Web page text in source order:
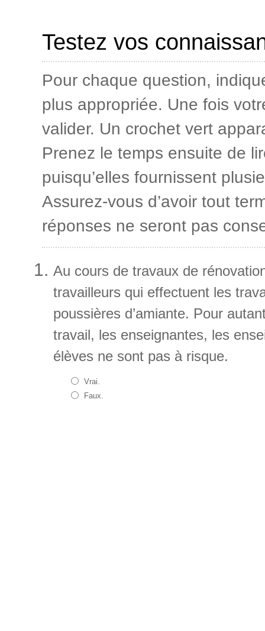
Testez vos
Pour chaque question,
plus appropriée. Une fois
valider. Un crochet vert
Prenez le temps ensuite de
puisqu’elles fournissent
Assurez-vous d’avoir tout
réponses ne seront pas
Au cours de travaux de
travailleurs qui effectuent les
poussières d’amiante. Pour
travail, les enseignantes, les
élèves ne sont pas à risque.
Vrai.
Faux.